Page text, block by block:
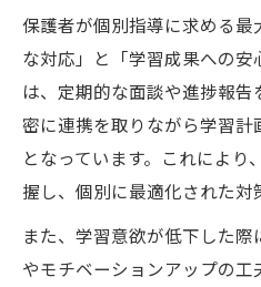
費用対効果を考え
教育熱心な家庭に
保護者が個別指導に求める
な対応」と「学習成果への安
は、定期的な面談や進捗報
密に連携を取りながら学習
となっています。これによ
握し、個別に最適化された対
また、学習意欲が低下した
やモチベーションアップの